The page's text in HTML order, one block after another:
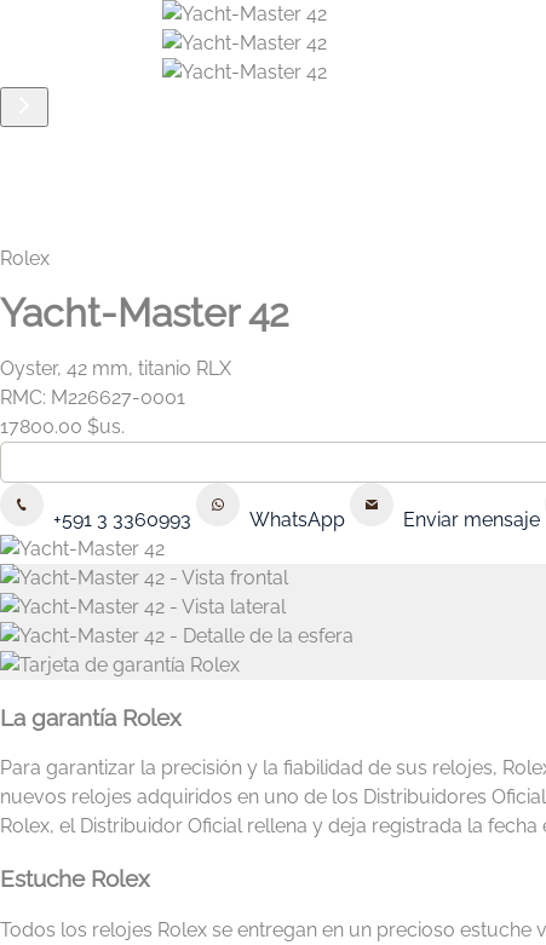
Rolex
Yacht-Master 42
Oyster, 42 mm, titanio RLX
RMC: M226627-0001
17800.00 $us.
+591 3 3360993 WhatsApp Enviar mensaje
La garantía Rolex
Para garantizar la precisión y la fiabilidad de sus relojes,
nuevos relojes adquiridos en uno de los Distribuidores
Rolex, el Distribuidor Oficial rellena y deja registrada la
Estuche Rolex
Todos los relojes Rolex se entregan en un precioso